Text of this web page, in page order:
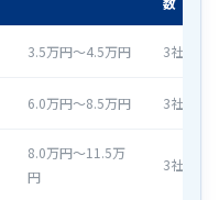
3.5万円〜4.5万円 3社
6.0万円〜8.5万円 3社
8.0万円〜11.5万
円
3社